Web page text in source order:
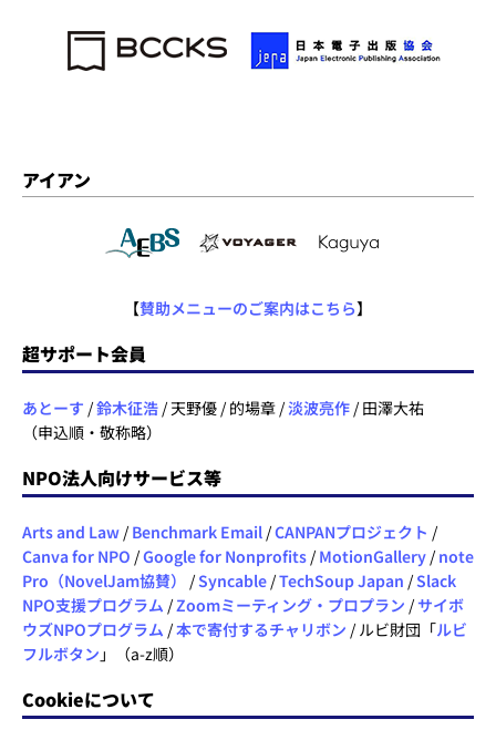
アイアン
【賛助メニューのご案内はこちら】
超サポート会員
あとーす /鈴木征浩 / 天野優 / 的場章 /淡波亮作 / 田澤大祐
（申込順・敬称略）
NPO法人向けサービス等
Arts and Law / Benchmark Email /CANPANプロジェクト /
Canva for NPO /Google for Nonprofits / MotionGallery / note
Pro（NovelJam協賛）
/Syncable /TechSoup Japan /Slack
NPO支援プログラム /Zoomミーティング・プロプラン /サイボ
ウズNPOプログラム /本で寄付するチャリボン / ルビ財団「ルビ
フルボタン 」（a-z順）
Cookieについて